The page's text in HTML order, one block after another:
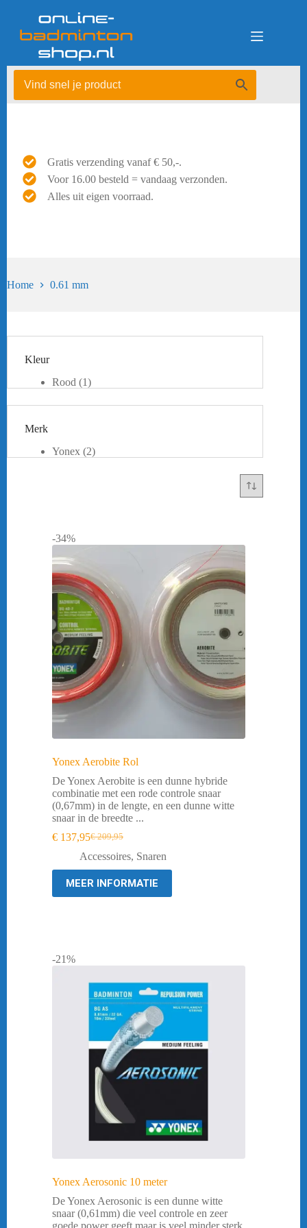
Gratis verzending vanaf € 50,-.
Voor 16.00 besteld = vandaag verzonden.
Alles uit eigen voorraad.
Home 0.61 mm
-34%
Yonex Aerobite Rol
De Yonex Aerobite is een dunne hybride
combinatie met een rode controle snaar
(0,67mm) in de lengte, en een dunne witte
snaar in de breedte ...
€209,95
Oorspronkelijke
prijs
€ 209,95.
€ 137,95Huidige
prijs
€ 137,95.
Accessoires, Snaren
MEER INFORMATIE
-21%
Yonex Aerosonic 10 meter
De Yonex Aerosonic is een dunne witte
snaar (0,61mm) die veel controle en zeer
goede power geeft maar is veel minder sterk.
Kleur
Rood (1)
Merk
Yonex (2)